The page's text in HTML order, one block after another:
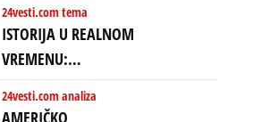
amandmanu
24vesti.com tema
ISTORIJA U REALNOM
VREMENU:
Predstojeći poraz
Amerike u Iranu
24vesti.com analiza
AMERIČKO